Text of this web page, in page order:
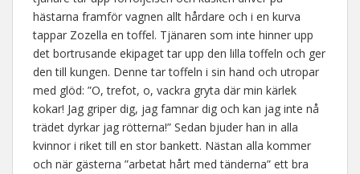
hästarna framför vagnen allt hårdare och i en kurva
tappar Zozella en toffel. Tjänaren som inte hinner upp
det bortrusande ekipaget tar upp den lilla toffeln och ger
den till kungen. Denne tar toffeln i sin hand och utropar
med glöd: ”O, trefot, o, vackra gryta där min kärlek
kokar! Jag griper dig, jag famnar dig och kan jag inte nå
trädet dyrkar jag rötterna!” Sedan bjuder han in alla
kvinnor i riket till en stor bankett. Nästan alla kommer
och när gästerna ”arbetat hårt med tänderna” ett bra